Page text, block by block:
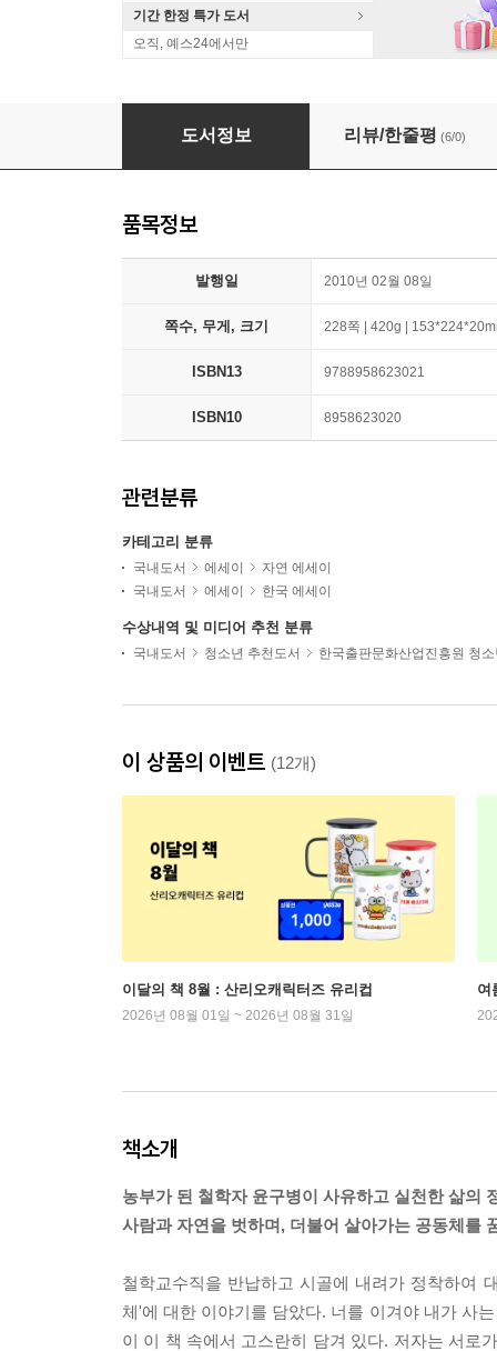
기간 한정 특가 도서
오직, 예스24에서만
흙을 밟으며 살다
도서정보 리뷰/한줄평 (6/0)
품목정보
발행일 2010년 02월 08일
쪽수, 무게, 크기 228쪽 | 420g |
ISBN13 9788958623021
ISBN10 8958623020
관련분류
카테고리 분류
국내도서 에세이
자연 에세이
국내도서
에세이 한국 에세이
수상내역 및 미디어 추천 분류
국내도서 청소년 추천도서 한국출판문화산업진흥원 청
이 상품의 이벤트 (12개)
이달의 책 8월 : 산리오캐릭터즈 유리컵
2026년 08월 01일 ~ 2026년 08월 31일
여
책소개
농부가 된 철학자 윤구병이 사유하고 실천한 삶의
사람과 자연을 벗하며, 더불어 살아가는 공동체를
철학교수직을 반납하고 시골에 내려가 정착하여
체'에 대한 이야기를 담았다. 너를 이겨야 내가 사
이 이 책 속에서 고스란히 담겨 있다. 저자는 서로